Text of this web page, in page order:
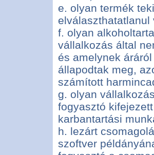
e. olyan termék
f. olyan
vállalkozás által
és amelynek
állapodtak meg,
számított
g. olyan
fogyasztó
karbantartási
h. lezárt
szoftver